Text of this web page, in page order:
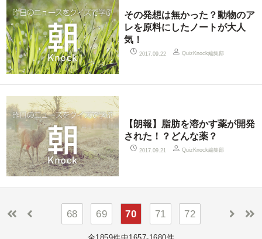
その発想は無かった？動物のア
レを原料にしたノートが大人
気！
2017.09.22 QuizKnock編集部
【朗報】脂肪を溶かす薬が開発
された！？どんな薬？
2017.09.21 QuizKnock編集部
68 69 70 71 72